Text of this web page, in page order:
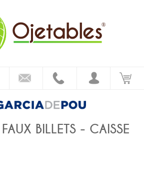
BILLETS - CAISSE